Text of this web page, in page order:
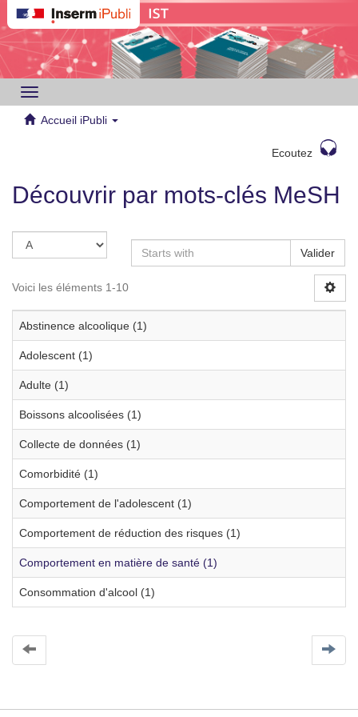
Toggle
navigation
Accueil iPubli
Ecoutez
Découvrir par mots-clés MeSH
Valider
Voici les éléments 1-10
Abstinence alcoolique (1)
Adolescent (1)
Adulte (1)
Boissons alcoolisées (1)
Collecte de données (1)
Comorbidité (1)
Comportement de l'adolescent (1)
Comportement de réduction des risques (1)
Comportement en matière de santé (1)
Consommation d'alcool (1)